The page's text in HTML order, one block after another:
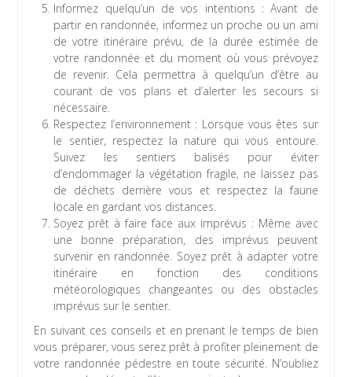
Informez quelqu’un de vos intentions : Avant de
partir en randonnée, informez un proche ou un ami
de votre itinéraire prévu, de la durée estimée de
votre randonnée et du moment où vous prévoyez
de revenir. Cela permettra à quelqu’un d’être au
courant de vos plans et d’alerter les secours si
nécessaire.
Respectez l’environnement : Lorsque vous êtes sur
le sentier, respectez la nature qui vous entoure.
Suivez les sentiers balisés pour éviter
d’endommager la végétation fragile, ne laissez pas
de déchets derrière vous et respectez la faune
locale en gardant vos distances.
Soyez prêt à faire face aux imprévus : Même avec
une bonne préparation, des imprévus peuvent
survenir en randonnée. Soyez prêt à adapter votre
itinéraire en fonction des conditions
météorologiques changeantes ou des obstacles
imprévus sur le sentier.
En suivant ces conseils et en prenant le temps de bien
vous préparer, vous serez prêt à profiter pleinement de
votre randonnée pédestre en toute sécurité. N’oubliez